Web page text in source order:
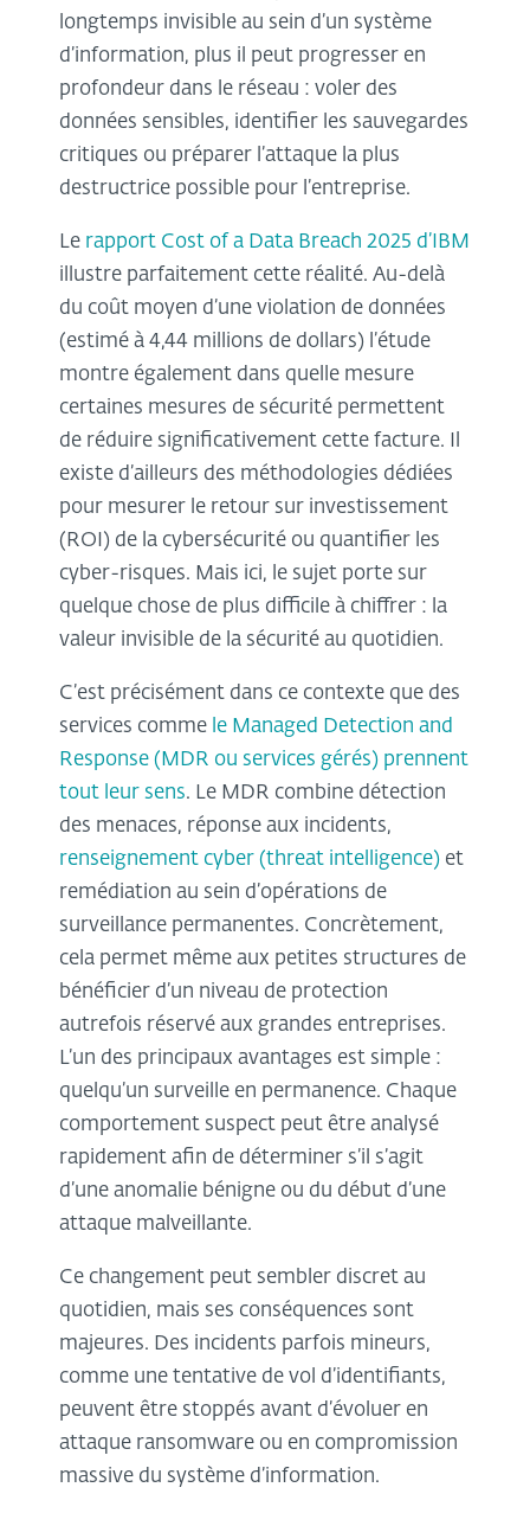
longtemps invisible au sein d’un système
d’information, plus il peut progresser en
profondeur dans le réseau : voler des
données sensibles, identifier les sauvegardes
critiques ou préparer l’attaque la plus
destructrice possible pour l’entreprise.
Le rapport Cost of a Data Breach 2025 d’IBM
illustre parfaitement cette réalité. Au-delà
du coût moyen d’une violation de données
(estimé à 4,44 millions de dollars) l’étude
montre également dans quelle mesure
certaines mesures de sécurité permettent
de réduire significativement cette facture. Il
existe d’ailleurs des méthodologies dédiées
pour mesurer le retour sur investissement
(ROI) de la cybersécurité ou quantifier les
cyber-risques. Mais ici, le sujet porte sur
quelque chose de plus difficile à chiffrer : la
valeur invisible de la sécurité au quotidien.
C’est précisément dans ce contexte que des
services comme le Managed Detection and
Response (MDR ou services gérés) prennent
tout leur sens. Le MDR combine détection
des menaces, réponse aux incidents,
renseignement cyber (threat intelligence) et
remédiation au sein d’opérations de
surveillance permanentes. Concrètement,
cela permet même aux petites structures de
bénéficier d’un niveau de protection
autrefois réservé aux grandes entreprises.
L’un des principaux avantages est simple :
quelqu’un surveille en permanence. Chaque
comportement suspect peut être analysé
rapidement afin de déterminer s’il s’agit
d’une anomalie bénigne ou du début d’une
attaque malveillante.
Ce changement peut sembler discret au
quotidien, mais ses conséquences sont
majeures. Des incidents parfois mineurs,
comme une tentative de vol d’identifiants,
peuvent être stoppés avant d’évoluer en
attaque ransomware ou en compromission
massive du système d’information.